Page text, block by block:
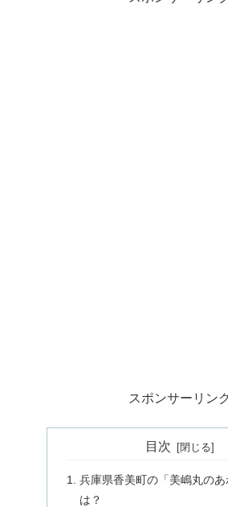
スポンサーリンク
目次
兵庫県香美町の「美嶋丸のあ
は？